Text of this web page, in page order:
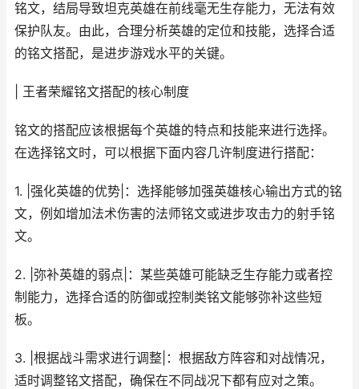
铭文，结局导致坦克英雄在前线毫无生存能力，无法有效
保护队友。由此，合理分析英雄的定位和技能，选择合适
的铭文搭配，是进步游戏水平的关键。
| 王者荣耀铭文搭配的核心制度
铭文的搭配应该根据每个英雄的特点和技能来进行选择。
在选择铭文时，可以根据下面内容几许制度进行搭配：
1. |强化英雄的优势|：选择能够加强英雄核心输出方式的铭
文，例如增加法术伤害的法师铭文或进步攻击力的射手铭
文。
2. |弥补英雄的弱点|：某些英雄可能缺乏生存能力或者控
制能力，选择合适的防御或控制类铭文能够弥补这些短
板。
3. |根据战斗需求进行调整|：根据敌方阵容和对战情况，
适时调整铭文搭配，确保在不同战况下都有应对之策。